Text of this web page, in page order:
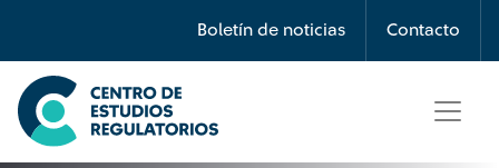
Boletín de noticias Contacto
Búsqueda
Seleccione país